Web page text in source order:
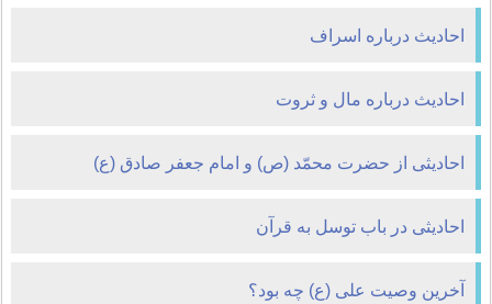
احادیث درباره اسراف
احادیث درباره مال و ثروت
احادیثی از حضرت محمّد (ص) و امام جعفر صادق (ع)
احادیثی در باب توسل به قرآن
آخرین وصیت علی (ع) چه بود؟